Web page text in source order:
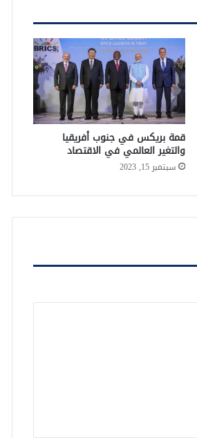
قمة بريكس في جنوب أفريقيا
والتغير العالمي في الاقتصاد
سبتمبر 15, 2023